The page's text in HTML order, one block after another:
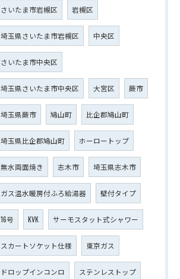
さいたま市岩槻区 岩槻区
埼玉県さいたま市岩槻区 中央区
さいたま市中央区
埼玉県さいたま市中央区 大宮区 蕨市
埼玉県蕨市 鳩山町 比企郡鳩山町
埼玉県比企郡鳩山町 ホーロートップ
無水両面焼き 志木市 埼玉県志木市
ガス温水暖房付ふろ給湯器 壁付タイプ
16号 KVK サーモスタット式シャワー
スカートソケット仕様 東京ガス
ドロップインコンロ ステンレストップ